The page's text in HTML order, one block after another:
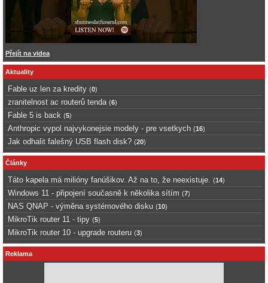
Přejít na videa
Aktuality
Fable uz len za kredity (0)
zranitelnost ac routerů tenda (6)
Fable 5 is back (5)
Anthropic vypol najvykonejsie modely - pre vsetkych (16)
Jak odhalit falešný USB flash disk? (20)
Články
Táto kapela má milióny fanúšikov. Až na to, že neexistuje. (14)
Windows 11 - připojení současně k několika sítím (7)
NAS QNAP - výměna systémového disku (10)
MikroTik router 11 - tipy (5)
MikroTik router 10 - upgrade routeru (3)
Reklama